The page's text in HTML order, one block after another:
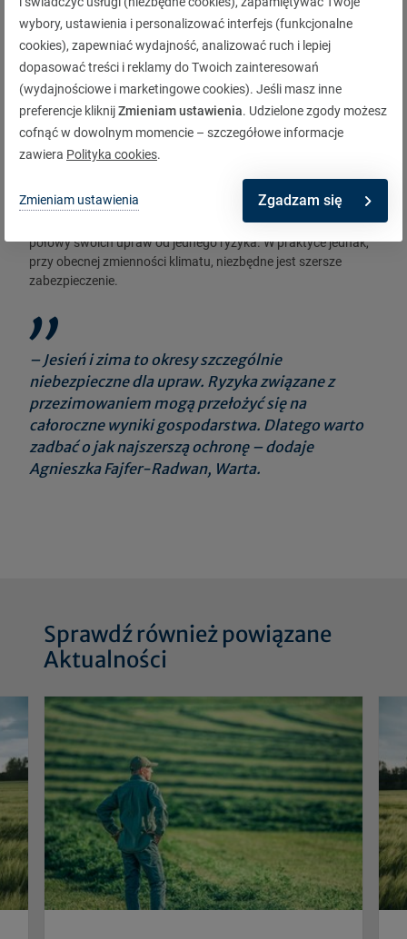
dodatkowych wydatków, by zabezpieczyć
przyszłe zbiory. Dzięki temu rolnicy mogą szybciej
wrócić do pracy i zminimalizować finansowe
skutki nieprzewidzianych zdarzeń - tłumaczy
Agnieszka Fajfer-Radwan z Warty.
Sezon jesienny to czas na decyzje
Eksperci podkreślają, że jesień to najlepszy moment, by
zadbać o ochronę upraw. Każdy rolnik otrzymujący dopłaty
bezpośrednie ma obowiązek ubezpieczenia co najmniej
połowy swoich upraw od jednego ryzyka. W praktyce jednak,
przy obecnej zmienności klimatu, niezbędne jest szersze
zabezpieczenie.
– Jesień i zima to okresy szczególnie
niebezpieczne dla upraw. Ryzyka związane z
przezimowaniem mogą przełożyć się na
całoroczne wyniki gospodarstwa. Dlatego warto
zadbać o jak najszerszą ochronę – dodaje
Agnieszka Fajfer-Radwan, Warta.
Sprawdź również powiązane
Aktualności
wybory, ustawienia i personalizować interfejs (funkcjonalne
cookies), zapewniać wydajność, analizować ruch i lepiej
dopasować treści i reklamy do Twoich zainteresowań
(wydajnościowe i marketingowe cookies). Jeśli masz inne
preferencje kliknijZmieniam ustawienia. Udzielone zgody możesz
cofnąć w dowolnym momencie – szczegółowe informacje
zawiera Polityka cookies.
Zmieniam ustawienia Zgadzam się